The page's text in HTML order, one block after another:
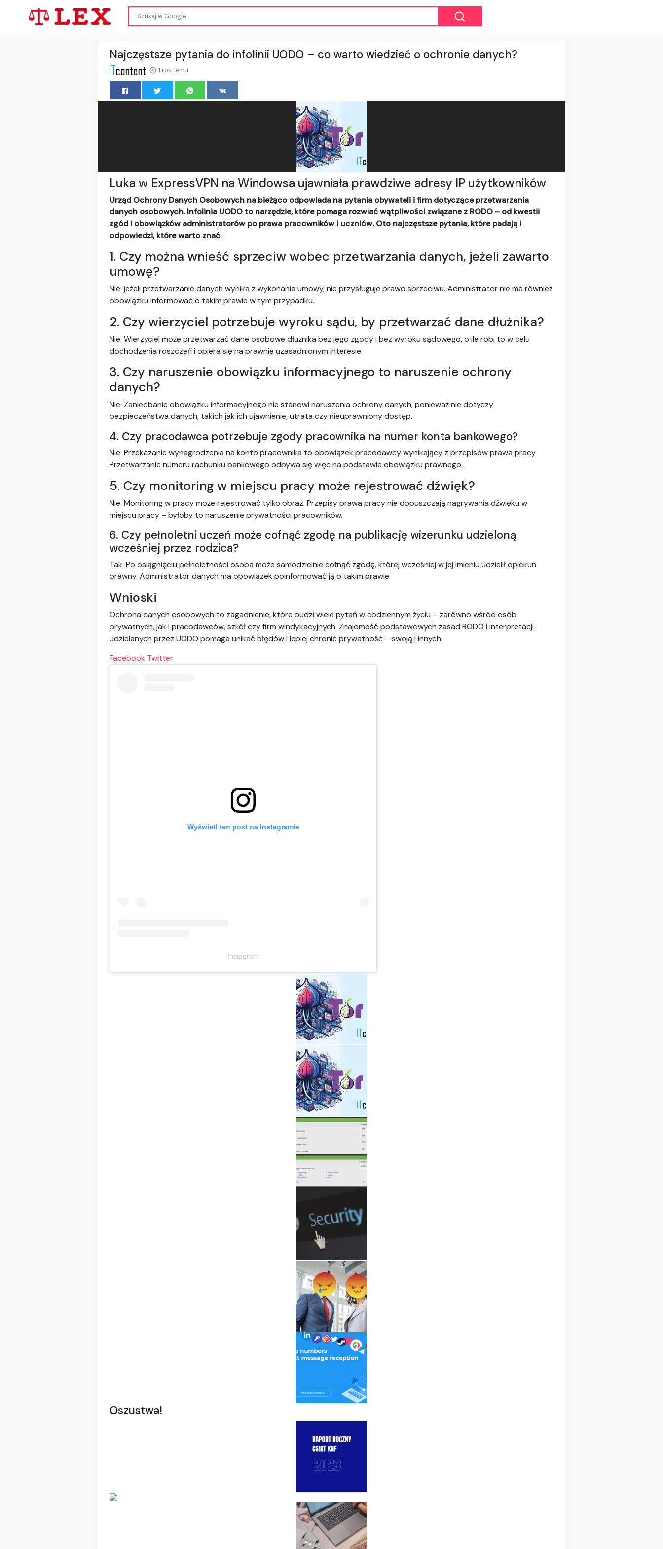
Najczęstsze pytania do infolinii UODO – co warto wiedzieć o ochronie danych?
1 rok temu
Luka w ExpressVPN na Windowsa ujawniała prawdziwe adresy IP użytkowników
Urząd Ochrony Danych Osobowych na bieżąco odpowiada na pytania obywateli i firm dotyczące przetwarzania
danych osobowych. Infolinia UODO to narzędzie, które pomaga rozwiać wątpliwości związane z RODO – od kwestii
zgód i obowiązków administratorów po prawa pracowników i uczniów. Oto najczęstsze pytania, które padają i
odpowiedzi, które warto znać.
1. Czy można wnieść sprzeciw wobec przetwarzania danych, jeżeli zawarto
umowę?
Nie. jeżeli przetwarzanie danych wynika z wykonania umowy, nie przysługuje prawo sprzeciwu. Administrator nie ma również
obowiązku informować o takim prawie w tym przypadku.
2. Czy wierzyciel potrzebuje wyroku sądu, by przetwarzać dane dłużnika?
Nie. Wierzyciel może przetwarzać dane osobowe dłużnika bez jego zgody i bez wyroku sądowego, o ile robi to w celu
dochodzenia roszczeń i opiera się na prawnie uzasadnionym interesie.
3. Czy naruszenie obowiązku informacyjnego to naruszenie ochrony
danych?
Nie. Zaniedbanie obowiązku informacyjnego nie stanowi naruszenia ochrony danych, ponieważ nie dotyczy
bezpieczeństwa danych, takich jak ich ujawnienie, utrata czy nieuprawniony dostęp.
4. Czy pracodawca potrzebuje zgody pracownika na numer konta bankowego?
Nie. Przekazanie wynagrodzenia na konto pracownika to obowiązek pracodawcy wynikający z przepisów prawa pracy.
Przetwarzanie numeru rachunku bankowego odbywa się więc na podstawie obowiązku prawnego.
5. Czy monitoring w miejscu pracy może rejestrować dźwięk?
Nie. Monitoring w pracy może rejestrować tylko obraz. Przepisy prawa pracy nie dopuszczają nagrywania dźwięku w
miejscu pracy – byłoby to naruszenie prywatności pracowników.
6. Czy pełnoletni uczeń może cofnąć zgodę na publikację wizerunku udzieloną
wcześniej przez rodzica?
Tak. Po osiągnięciu pełnoletności osoba może samodzielnie cofnąć zgodę, której wcześniej w jej imieniu udzielił opiekun
prawny. Administrator danych ma obowiązek poinformować ją o takim prawie.
Wnioski
Ochrona danych osobowych to zagadnienie, które budzi wiele pytań w codziennym życiu – zarówno wśród osób
prywatnych, jak i pracodawców, szkół czy firm windykacyjnych. Znajomość podstawowych zasad RODO i interpretacji
udzielanych przez UODO pomaga unikać błędów i lepiej chronić prywatność – swoją i innych.
Facebook Twitter
Wyświetl ten post na Instagramie
Instagram
Oszustwa!